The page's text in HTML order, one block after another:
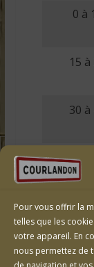
Pour vous offrir la
telles que les
votre appareil. En
nous permettez de
0 à
15
30 à
45 à
60 à
75 à